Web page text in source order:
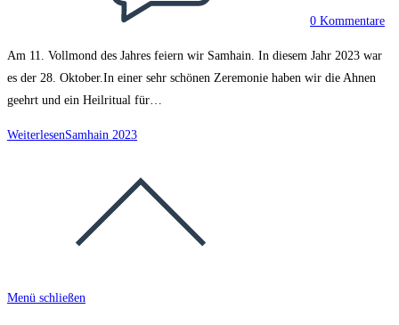
0 Kommentare
Am 11. Vollmond des Jahres feiern wir Samhain. In diesem Jahr 2023 war
es der 28. Oktober.In einer sehr schönen Zeremonie haben wir die Ahnen
geehrt und ein Heilritual für…
WeiterlesenSamhain 2023
Menü schließen